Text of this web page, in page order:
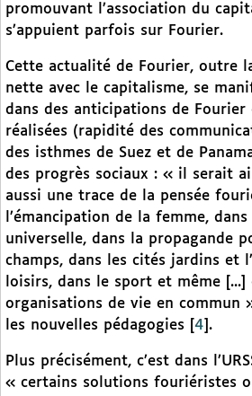
promouvant l’association du
s’appuient parfois sur Fourier.
Cette actualité de Fourier, outre
nette avec le capitalisme, se
dans des anticipations de Fourier
réalisées (rapidité des
des isthmes de Suez et de
des progrès sociaux : « il serait
aussi une trace de la pensée
l’émancipation de la femme,
universelle, dans la propagande
champs, dans les cités jardins et
loisirs, dans le sport et même [...]
organisations de vie en commun
les nouvelles pédagogies
4 .
Plus précisément, c’est dans
« certains solutions fouriéristes